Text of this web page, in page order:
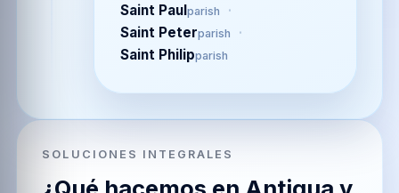
Saint Paulparish
Saint Peterparish
Saint Philipparish
SOLUCIONES INTEGRALES